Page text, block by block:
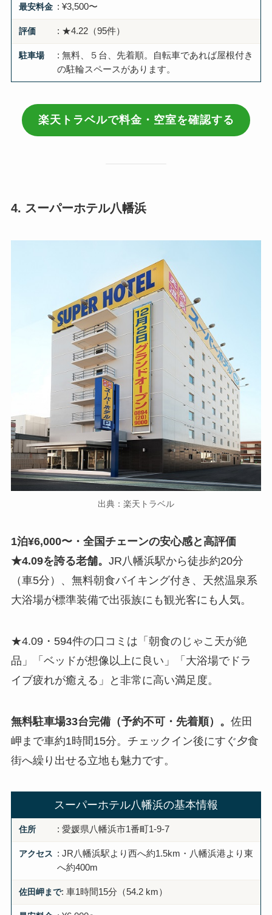
最安料金 : ¥3,500〜
評価 : ★4.22（95件）
駐車場
: 無料、５台、先着順。自転車であれば屋根付き
の駐輪スペースがあります。
楽天トラベルで料金・空室を確認する
4. スーパーホテル八幡浜
出典：楽天トラベル
1泊¥6,000〜・全国チェーンの安心感と高評価
★4.09を誇る老舗。 JR八幡浜駅から徒歩約20分
（車5分）、無料朝食バイキング付き、天然温泉系
大浴場が標準装備で出張族にも観光客にも人気。
★4.09・594件の口コミは「朝食のじゃこ天が絶
品」「ベッドが想像以上に良い」「大浴場でドラ
イブ疲れが癒える」と非常に高い満足度。
無料駐車場33台完備（予約不可・先着順）。 佐田
岬まで車約1時間15分。チェックイン後にすぐ夕食
街へ繰り出せる立地も魅力です。
スーパーホテル八幡浜の基本情報
住所 : 愛媛県八幡浜市1番町1-9-7
アクセス : JR八幡浜駅より西へ約1.5km・八幡浜港より東
へ約400m
佐田岬まで: 車1時間15分（54.2 km）